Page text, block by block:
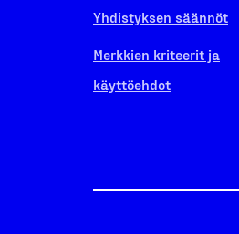
Yhdistyksen säännöt
Merkkien kriteerit ja
käyttöehdot